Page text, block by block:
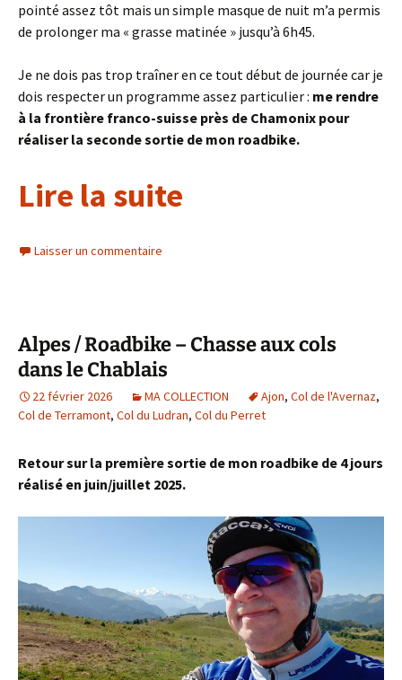
pointé assez tôt mais un simple masque de nuit m’a permis
de prolonger ma « grasse matinée » jusqu’à 6h45.
Je ne dois pas trop traîner en ce tout début de journée car je
dois respecter un programme assez particulier : me rendre
à la frontière franco-suisse près de Chamonix pour
réaliser la seconde sortie de mon roadbike.
Lire la suite
Laisser un commentaire
Alpes / Roadbike – Chasse aux cols
dans le Chablais
22 février 2026 MA COLLECTION Ajon, Col de l'Avernaz,
Col de Terramont, Col du Ludran, Col du Perret
Retour sur la première sortie de mon roadbike de 4 jours
réalisé en juin/juillet 2025.